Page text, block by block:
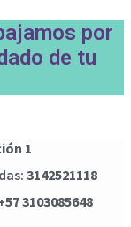
por
de tu
1
3142521118
3103085648